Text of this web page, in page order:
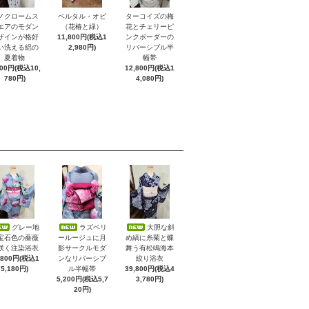
クロームス
アのモダン
インが格好
洗える絽の
夏着物
円(税込10,
780円)
ベルタル・オビ
（花椿と緑）
11,800円(税込1
2,980円)
ターコイズの梅
花とチェリーピ
ンクボーダーの
リバーシブル半
幅帯
12,800円(税込1
4,080円)
グレー地
石色の薔薇
く注染浴衣
円(税込1
5,180円)
ラズベリ
ールージュに月
影サークルモダ
ンなリバーシブ
ル半幅帯
5,200円(税込5,7
20円)
大胆な斜
め縞に糸菊と蝶
舞う有松鳴海本
絞り浴衣
39,800円(税込4
3,780円)